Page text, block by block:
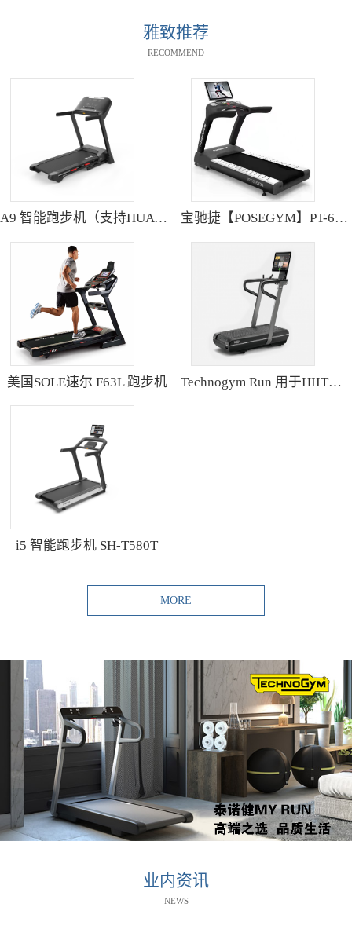
雅致推荐
RECOMMEND
A9 智能跑步机（支持HUAWEI HiLink） SH-T9119P 宝驰捷【POSEGYM】PT-6600Q高清大型触摸屏跑步机静音减震
美国SOLE速尔 F63L 跑步机 Technogym Run 用于HIIT训练的跑步机
i5 智能跑步机 SH-T580T
MORE
业内资讯
NEWS